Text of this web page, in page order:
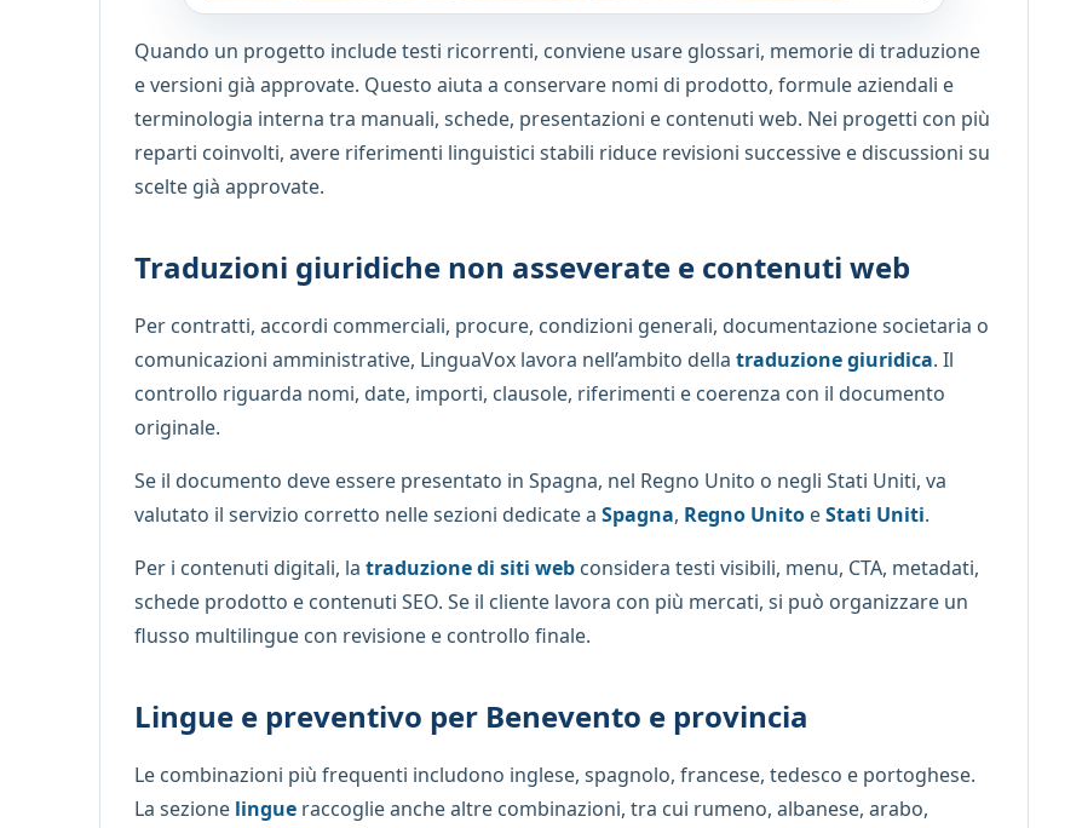
Quando un progetto include testi ricorrenti, conviene usare glossari, memorie di traduzione
e versioni già approvate. Questo aiuta a conservare nomi di prodotto, formule aziendali e
terminologia interna tra manuali, schede, presentazioni e contenuti web. Nei progetti con più
reparti coinvolti, avere riferimenti linguistici stabili riduce revisioni successive e discussioni su
scelte già approvate.
Traduzioni giuridiche non asseverate e contenuti web
Per contratti, accordi commerciali, procure, condizioni generali, documentazione societaria o
comunicazioni amministrative, LinguaVox lavora nell’ambito della traduzione giuridica. Il
controllo riguarda nomi, date, importi, clausole, riferimenti e coerenza con il documento
originale.
Se il documento deve essere presentato in Spagna, nel Regno Unito o negli Stati Uniti, va
valutato il servizio corretto nelle sezioni dedicate a Spagna, Regno Unito eStati Uniti.
Per i contenuti digitali, la traduzione di siti web considera testi visibili, menu, CTA, metadati,
schede prodotto e contenuti SEO. Se il cliente lavora con più mercati, si può organizzare un
flusso multilingue con revisione e controllo finale.
Lingue e preventivo per Benevento e provincia
Le combinazioni più frequenti includono inglese, spagnolo, francese, tedesco e portoghese.
La sezione lingue raccoglie anche altre combinazioni, tra cui rumeno, albanese, arabo,